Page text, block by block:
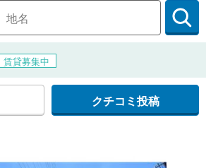
賃貸募集中
クチコミ投稿